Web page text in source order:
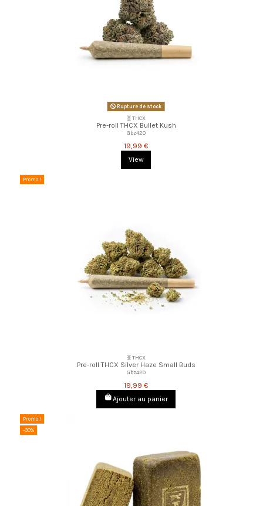
Rupture de stock
🧬THCX
Pre-roll THCX Bullet Kush
Gbz420
19,99 €
View
Promo !
🧬THCX
Pre-roll THCX Silver Haze Small Buds
Gbz420
19,99 €
Ajouter au panier
Promo !
-30%